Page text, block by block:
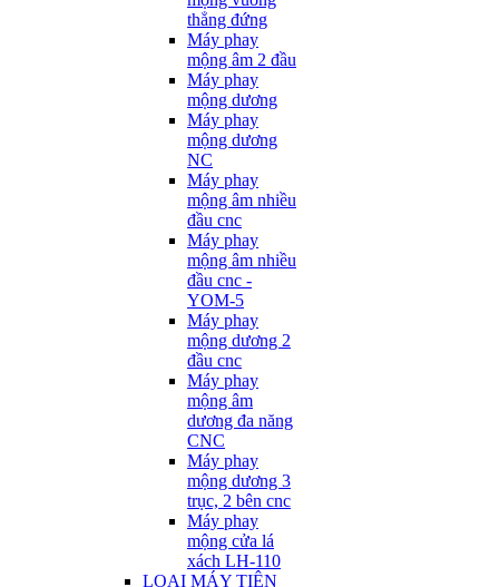
thẳng đứng
Máy phay
mộng âm 2 đầu
Máy phay
mộng dương
Máy phay
mộng dương
NC
Máy phay
mộng âm nhiều
đầu cnc
Máy phay
mộng âm nhiều
đầu cnc -
YOM-5
Máy phay
mộng dương 2
đầu cnc
Máy phay
mộng âm
dương đa năng
CNC
Máy phay
mộng dương 3
trục, 2 bên cnc
Máy phay
mộng cửa lá
xách LH-110
LOẠI MÁY TIỆN